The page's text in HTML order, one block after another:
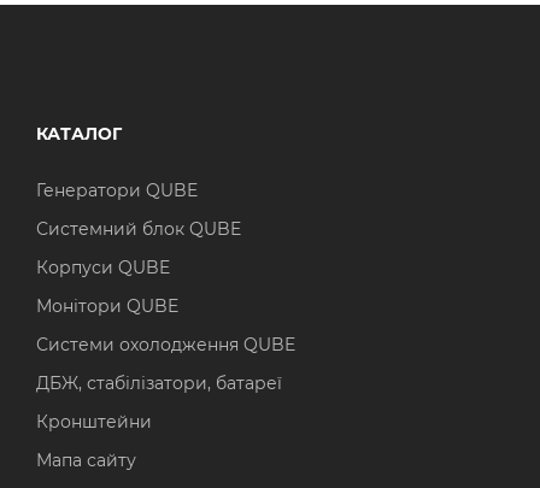
КАТАЛОГ
Генератори QUBE
Системний блок QUBE
Корпуси QUBE
Монітори QUBE
Системи охолодження QUBE
ДБЖ, стабілізатори, батареї
Кронштейни
Мапа сайту